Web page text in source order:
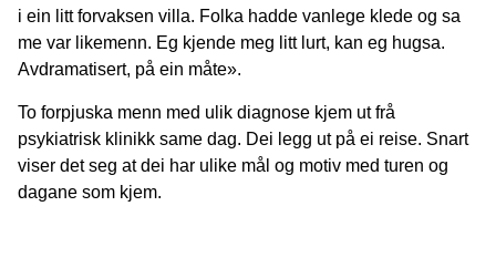
i ein litt forvaksen villa. Folka hadde vanlege klede og sa
me var likemenn. Eg kjende meg litt lurt, kan eg hugsa.
Avdramatisert, på ein måte».
To forpjuska menn med ulik diagnose kjem ut frå
psykiatrisk klinikk same dag. Dei legg ut på ei reise. Snart
viser det seg at dei har ulike mål og motiv med turen og
dagane som kjem.